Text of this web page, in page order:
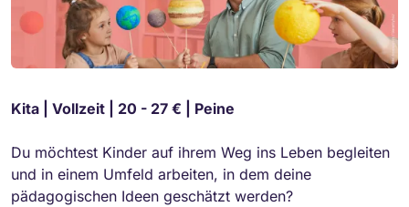
Kita | Vollzeit | 20 - 27 € | Peine
Du möchtest Kinder auf ihrem Weg ins Leben begleiten
und in einem Umfeld arbeiten, in dem deine
pädagogischen Ideen geschätzt werden?